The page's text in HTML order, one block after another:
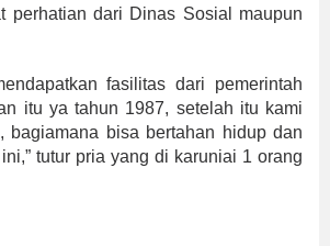
perhatian dari Dinas Sosial maupun
fasilitas dari pemerintah
itu ya tahun 1987, setelah itu kami
bagiamana bisa bertahan hidup dan
tutur pria yang di karuniai 1 orang